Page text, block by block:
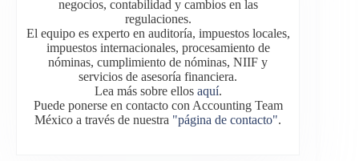
negocios, contabilidad y cambios en las
regulaciones.
El equipo es experto en auditoría, impuestos locales,
impuestos internacionales, procesamiento de
nóminas, cumplimiento de nóminas, NIIF y
servicios de asesoría financiera.
Lea más sobre ellos aquí.
Puede ponerse en contacto con Accounting Team
México a través de nuestra "página de contacto".